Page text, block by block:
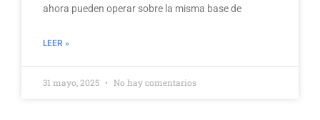
ahora pueden operar sobre la misma base de
LEER »
31 mayo, 2025 No hay comentarios